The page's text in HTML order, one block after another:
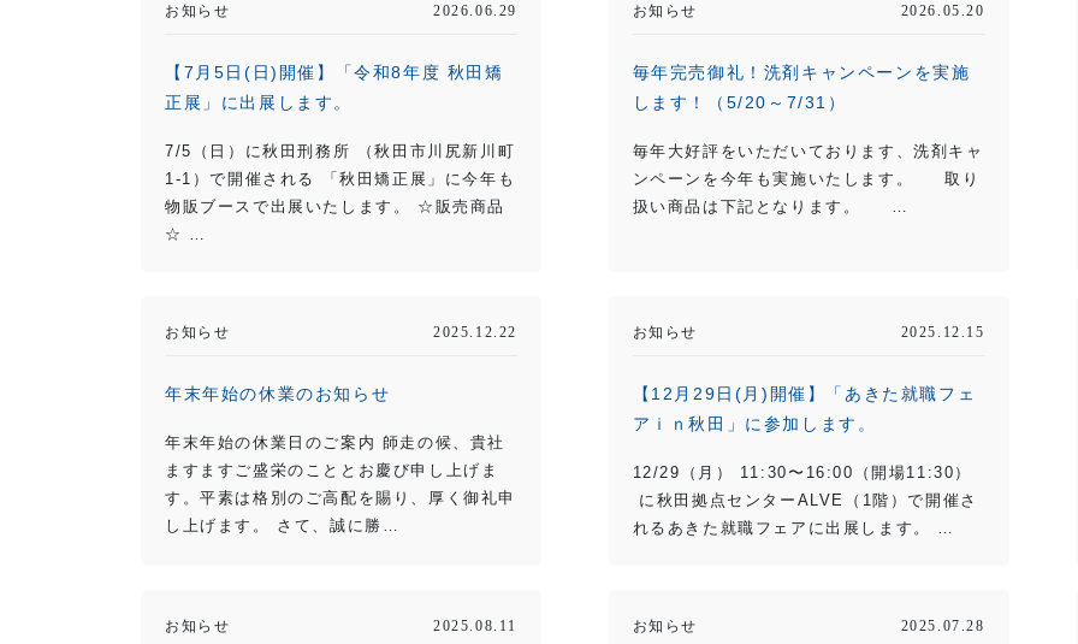
お知らせ 2026.06.29
【7月5日(日)開催】「令和8年度 秋田矯
正展」に出展します。
7/5（日）に秋田刑務所 （秋田市川尻新川町
1-1）で開催される 「秋田矯正展」に今年も
物販ブースで出展いたします。 ☆販売商品
☆ …
お知らせ 2026.05.20
毎年完売御礼！洗剤キャンペーンを実施
します！（5/20～7/31）
毎年大好評をいただいております、洗剤キャ
ンペーンを今年も実施いたします。 取り
扱い商品は下記となります。 …
お知らせ 2025.12.22
年末年始の休業のお知らせ
年末年始の休業日のご案内 師走の候、貴社
ますますご盛栄のこととお慶び申し上げま
す。平素は格別のご高配を賜り、厚く御礼申
し上げます。 さて、誠に勝…
お知らせ 2025.12.15
【12月29日(月)開催】「あきた就職フェ
アｉｎ秋田」に参加します。
12/29（月） 11:30〜16:00（開場11:30）
に秋田拠点センターALVE（1階）で開催さ
れるあきた就職フェアに出展します。 …
お知らせ 2025.08.11 お知らせ 2025.07.28